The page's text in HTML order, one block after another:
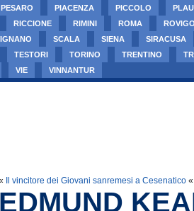
PESARO PIACENZA PICCOLO
RICCIONE RIMINI ROMA
SCALA SIENA
SIRACUSA
TESTORI TORINO TRENTINO
VIE VINNANTUR
Il vincitore dei Giovani sanremesi a Cesenatico «
EDMUND